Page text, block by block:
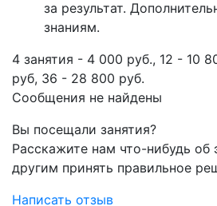
за результат.
знаниям.
4 занятия - 4 000 руб., 12 - 10
руб, 36 - 28 800 руб.
Сообщения не найдены
Вы посещали занятия?
Расскажите нам что-нибудь об
другим принять правильное
Написать отзыв